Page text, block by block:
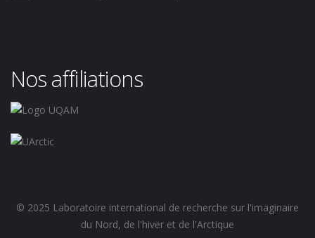
Nos affiliations
© 2025 Laboratoire international de recherche sur l'imaginaire
du Nord, de l'hiver et de l'Arctique